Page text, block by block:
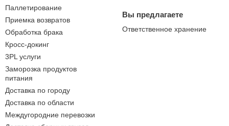
Паллетирование
Приемка возвратов
Обработка брака
Кросс-докинг
3PL услуги
Заморозка продуктов
питания
Доставка по городу
Доставка по области
Междугородние перевозки
Вы предлагаете
Ответственное хранение